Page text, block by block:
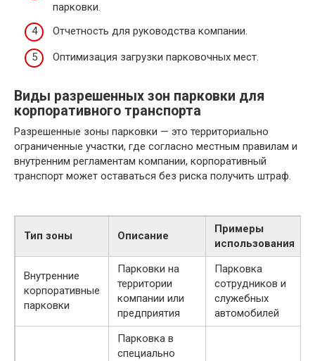
парковки.
Отчетность для руководства компании.
Оптимизация загрузки парковочных мест.
Виды разрешенных зон парковки для
корпоративного транспорта
Разрешенные зоны парковки — это территориально
ограниченные участки, где согласно местным правилам и
внутренним регламентам компании, корпоративный
транспорт может оставаться без риска получить штраф.
Тип зоны Описание
Примеры
использования
Внутренние
корпоративные
парковки
Парковки на
территории
компании или
предприятия
Парковка
сотрудников и
служебных
автомобилей
Парковка в
специально